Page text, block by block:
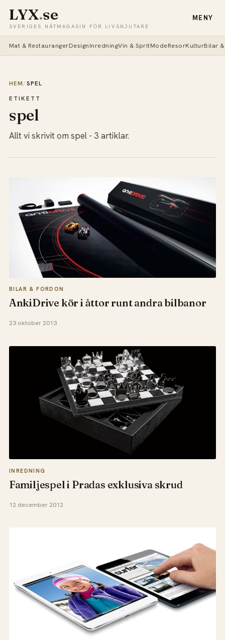
LYX.se
SVERIGES NÄTMAGASIN FÖR LIVSNJUTARE
MENY
Mat & RestaurangerDesignInredningVin & SpritModeResorKulturBilar
HEM / SPEL
ETIKETT
spel
Allt vi skrivit om spel - 3 artiklar.
BILAR & FORDON
AnkiDrive kör i åttor runt andra bilbanor
23 oktober 2013
INREDNING
Familjespel i Pradas exklusiva skrud
12 december 2012